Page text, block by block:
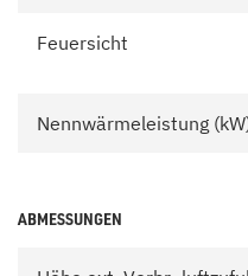
Feuersicht
Nennwärmeleistung
ABMESSUNGEN